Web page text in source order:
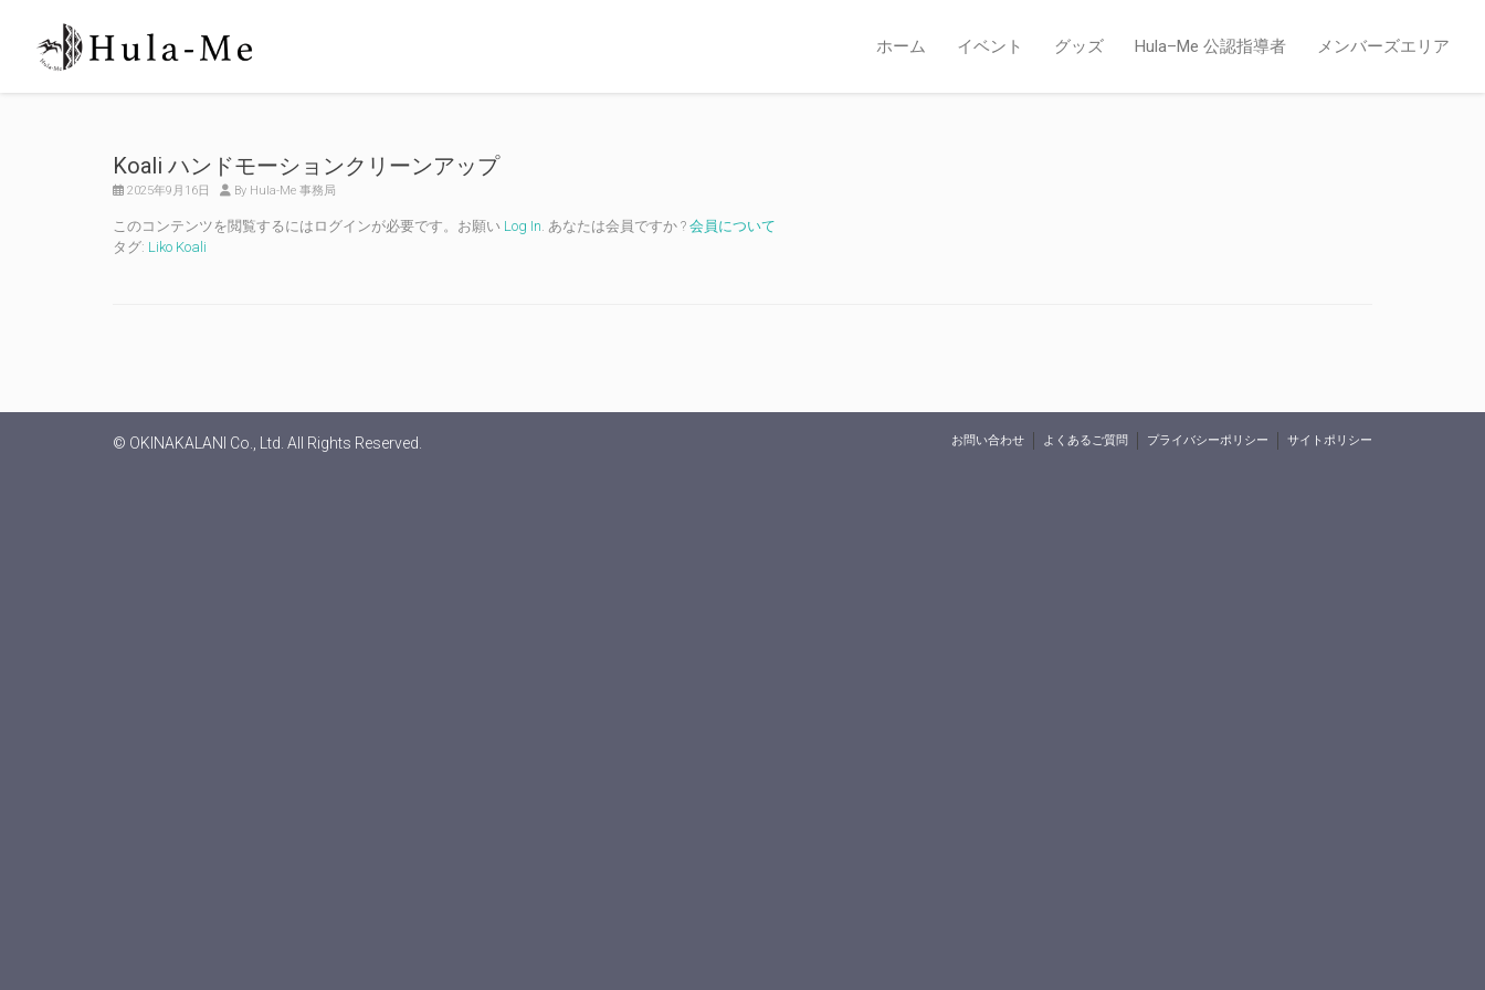
ホーム イベント グッズ Hula–Me 公認指導者 メンバーズエリア
Koali ハンドモーションクリーンアップ
2025年9月16日 By Hula-Me 事務局
このコンテンツを閲覧するにはログインが必要です。お願い Log In. あなたは会員ですか ? 会員について
タグ: Liko Koali
© OKINAKALANI Co., Ltd. All Rights Reserved. お問い合わせ よくあるご質問 プライバシーポリシー サイトポリシー